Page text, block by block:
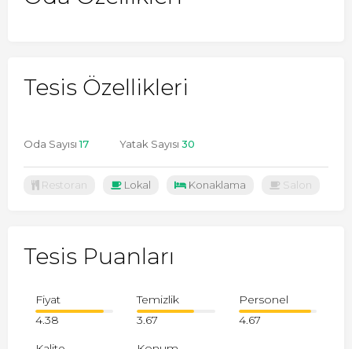
Tesis Özellikleri
Oda Sayısı17 Yatak Sayısı 30
Restoran Lokal Konaklama Salon
Tesis Puanları
Fiyat
4.38
Temizlik
3.67
Personel
4.67